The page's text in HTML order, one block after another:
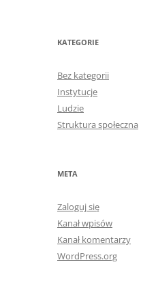
KATEGORIE
Bez kategorii
Instytucje
Ludzie
Struktura społeczna
META
Zaloguj się
Kanał wpisów
Kanał komentarzy
WordPress.org